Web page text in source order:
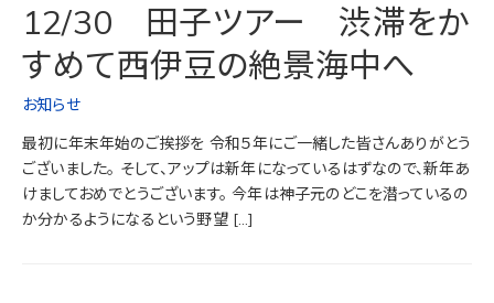
12/30 田子ツアー 渋滞をか
すめて西伊豆の絶景海中へ
お知らせ
最初に年末年始のご挨拶を 令和５年にご一緒した皆さんありがとう
ございました。 そして、アップは新年になっているはずなので、新年あ
けましておめでとうございます。 今年は神子元のどこを潜っているの
か分かるようになるという野望 […]